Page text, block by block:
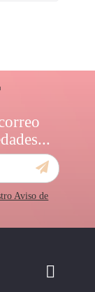
Aviso de
